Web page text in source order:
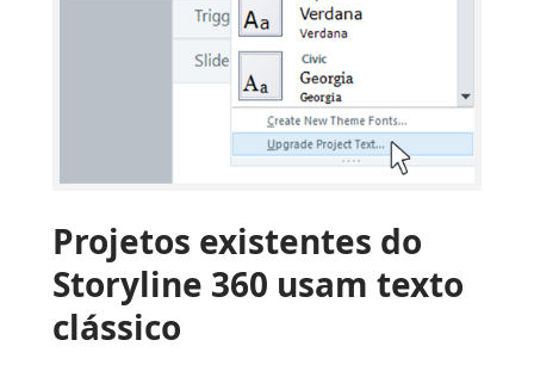
Projetos existentes do
Storyline 360 usam texto
clássico